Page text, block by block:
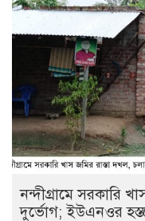
নন্দীগ্রামে সরকারি
দুর্ভোগ; ইউএনওর